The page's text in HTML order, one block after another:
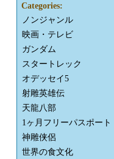
Categories:
ノンジャンル
映画・テレビ
ガンダム
スタートレック
オデッセイ5
射雕英雄伝
天龍八部
1ヶ月フリーパスポート
神雕侠侶
世界の食文化